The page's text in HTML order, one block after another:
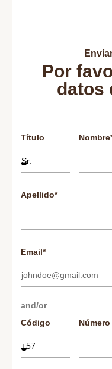
Por
datos
Título
Apellido*
Email*
Código